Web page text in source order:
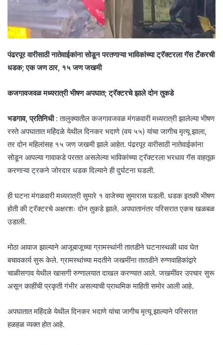
पंढरपूर वारीसाठी नातेवाईकांना सोडून परतणाऱ्या भाविकांच्या ट्रॅक्टरला गॅस टँकरची
धडक; एक जण ठार, १५ जण जखमी
कजगावजवळ मध्यरात्री भीषण अपघात; ट्रॅक्टरचे झाले दोन तुकडे
भडगाव, प्रतिनिधी: तालुक्यातील कजगावजवळ मंगळवारी मध्यरात्री झालेल्या भीषण
रस्ते अपघातात महिंदळे येथील दिनकर भदाणे (वय ५५) यांचा जागीच मृत्यू झाला,
तर दोन महिलांसह १५ जण जखमी झाले आहेत. पंढरपूर वारीसाठी नातेवाईकांना
सोडून आपल्या गावाकडे परतत असलेल्या भाविकांच्या ट्रॅक्टरला भरधाव गॅस वाहतूक
करणाऱ्या ट्रकने जोरदार धडक दिल्याने ही दुर्घटना घडली.
ही घटना मंगळवारी मध्यरात्री सुमारे १ वाजेच्या सुमारास घडली. धडक इतकी भीषण
होती की ट्रॅक्टरचे अक्षरशः दोन तुकडे झाले. अपघातानंतर परिसरात एकच खळबळ
उडाली.
मोठा आवाज झाल्याने आजूबाजूच्या ग्रामस्थांनी तातडीने घटनास्थळी धाव घेत
बचावकार्य सुरू केले. ग्रामस्थांच्या मदतीने जखमींना तातडीने रुग्णवाहिकांद्वारे
चाळीसगाव येथील खासगी रुग्णालयात दाखल करण्यात आले. जखमींवर उपचार सुरू
असून काहींची प्रकृती गंभीर असल्याची प्राथमिक माहिती समोर आली आहे.
अपघातात महिंदळे येथील दिनकर भदाणे यांचा जागीच मृत्यू झाल्याने परिसरात
हळहळ व्यक्त होत आहे.